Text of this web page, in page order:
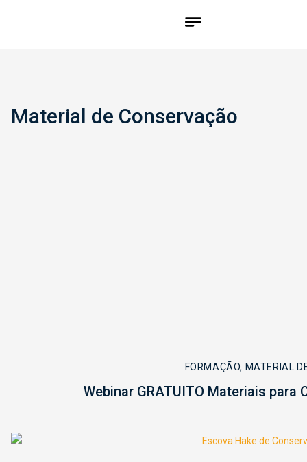
Material de Conservação
FORMAÇÃO, MATERIAL
Webinar GRATUITO Materiais para